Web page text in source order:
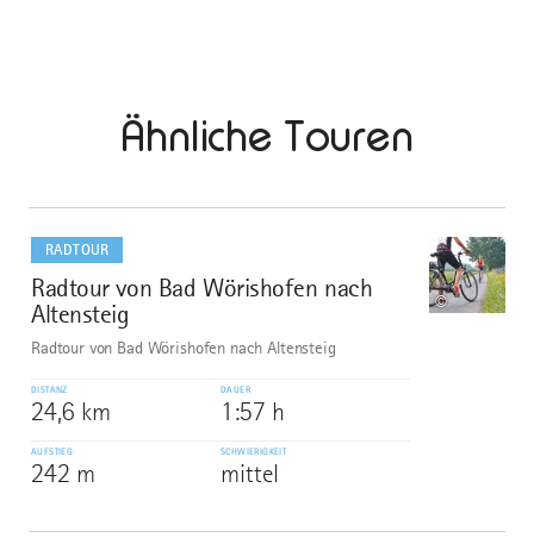
Ähnliche Touren
RADTOUR
1
Radtour von Bad Wörishofen nach
Altensteig
©
Radtour von Bad Wörishofen nach Altensteig
DISTANZ
24,6 km
DAUER
1:57 h
AUFSTIEG
242 m
SCHWIERIGKEIT
mittel
dazu